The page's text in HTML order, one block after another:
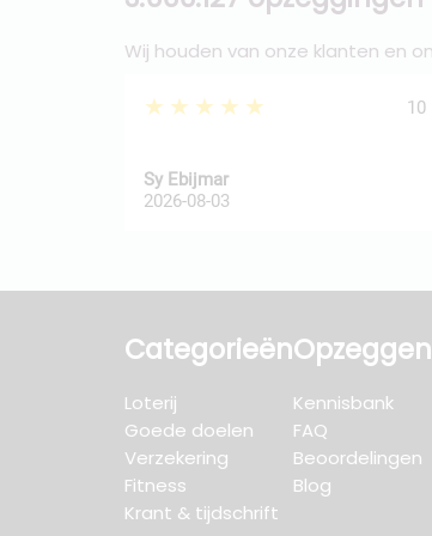
Wij houden van onze klanten en
★★★★★ 10
Sy Ebijmar
2026-08-03
Categorieën
Loterij
Goede doelen
Verzekering
Fitness
Krant & tijdschrift
Kennisbank
FAQ
Beoordelingen
Blog